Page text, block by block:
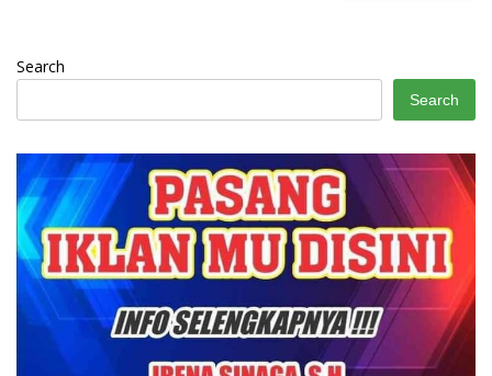
Search
Search